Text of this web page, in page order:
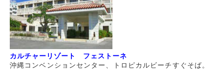
カルチャーリゾート フェストーネ
沖縄コンベンションセンター、トロピカルビーチすぐそば。